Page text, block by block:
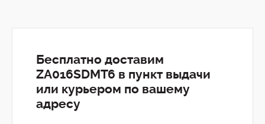
Бесплатно доставим
ZA016SDMT6 в пункт выдачи
или курьером по вашему
адресу